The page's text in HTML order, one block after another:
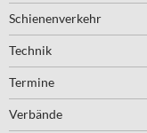
Schienenverkehr
Technik
Termine
Verbände